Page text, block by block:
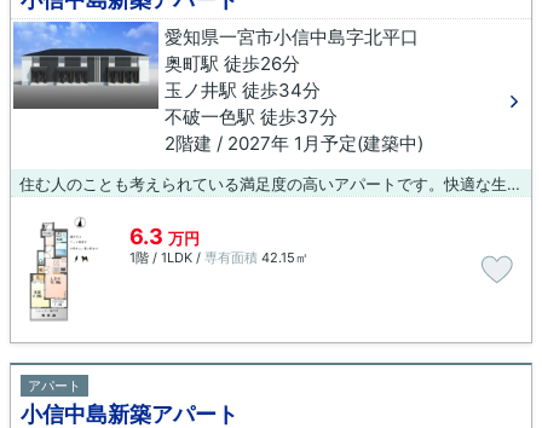
愛知県一宮市小信中島字北平口
奥町駅 徒歩26分
玉ノ井駅 徒歩34分
不破一色駅 徒歩37分
2階建 / 2027年 1月予定(建築中)
住む人のことも考えられている満足度の高いアパートです。快適な生活をこれから始めましょう。ご希望の物件の条件をお聞かせください。その条件に合った物件をご紹介いたします。
6.3 万円
1階 / 1LDK / 専有面積 42.15㎡
アパート
小信中島新築アパート